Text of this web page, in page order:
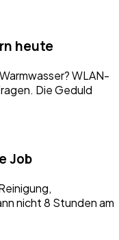
heute
WLAN-
Die Geduld
Job
nicht 8 Stunden am